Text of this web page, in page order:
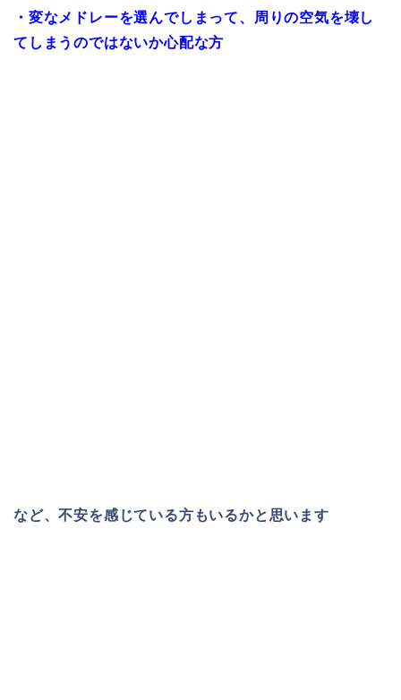
・変なメドレーを選んでしまって、周りの空気を壊し
てしまうのではないか心配な方
など、不安を感じている方もいるかと思います